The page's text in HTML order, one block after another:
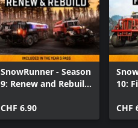
SnowRunner - Season
9: Renew and Rebuild
CHF 6.90
10:
CHF